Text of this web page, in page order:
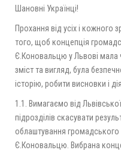
Шановні Українці!
Прохання від усіх і
того, щоб концепція
Є.Коновальцю у Львові мала
зміст та вигляд, була
історію, робити висновки і
1.1. Вимагаємо від
підрозділів скасувати
облаштування
Є.Коновальцю. Вибрана